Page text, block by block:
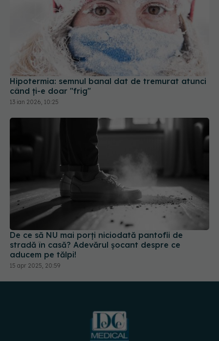
Hipotermia: semnul banal dat de tremurat atunci
când ți-e doar "frig"
13 ian 2026, 10:25
De ce să NU mai porți niciodată pantofii de
stradă în casă? Adevărul șocant despre ce
aducem pe tălpi!
15 apr 2025, 20:59